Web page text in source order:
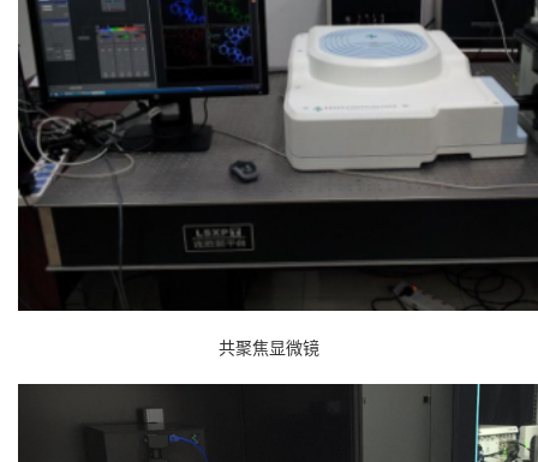
共聚焦显微镜